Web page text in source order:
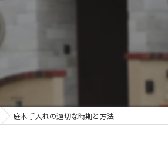
庭木手入れの適切な時期と方法